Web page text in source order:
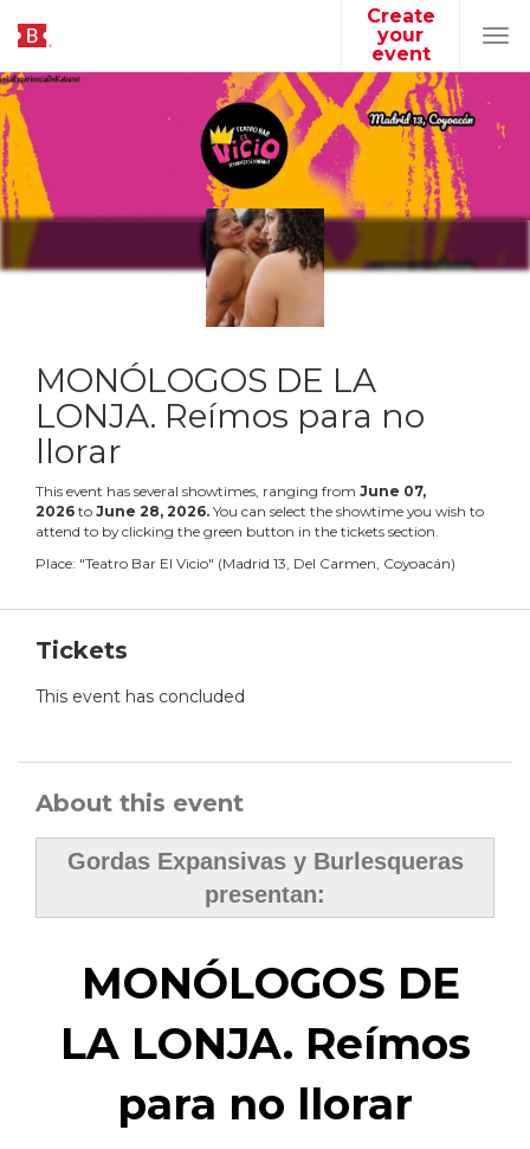
Create
your
event
MONÓLOGOS DE LA
LONJA. Reímos para no
llorar
This event has several showtimes, ranging from June 07,
2026 to June 28, 2026. You can select the showtime you wish to
attend to by clicking the green button in the tickets section.
Place: "Teatro Bar El Vicio" (Madrid 13, Del Carmen, Coyoacán)
Tickets
This event has concluded
About this event
Gordas Expansivas y Burlesqueras
presentan:
MONÓLOGOS DE
LA LONJA. Reímos
para no llorar